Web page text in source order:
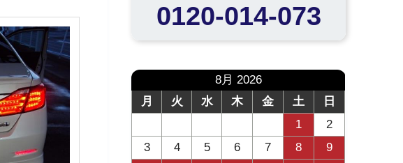
0120-014-073
8月 2026
月
火 水 木 金 土
日
1
2
3
4 5 6 7 8
9